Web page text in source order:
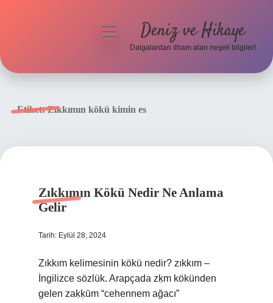
menüyü
Deniz ve Hikaye
Dalgalardan ilham alan neşeli bilgiler!
Etiket:Zıkkımın kökü kimin es
Zıkkımın Kökü Nedir Ne Anlama
Gelir
Tarih: Eylül 28, 2024
Zıkkım kelimesinin kökü nedir? zıkkım –
İngilizce sözlük. Arapçada zḳm kökünden
gelen zaḳḳūm “cehennem ağacı”